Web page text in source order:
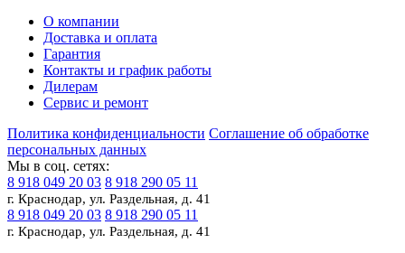
О компании
Доставка и оплата
Гарантия
Контакты и график работы
Дилерам
Сервис и ремонт
Политика конфиденциальности Соглашение об обработке
персональных данных
Мы в соц. сетях:
8 918 049 20 03 8 918 290 05 11
г. Краснодар, ул. Раздельная, д. 41
8 918 049 20 03 8 918 290 05 11
г. Краснодар, ул. Раздельная, д. 41